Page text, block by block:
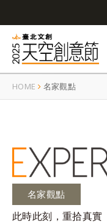
HOME 名家觀點
名家觀點
此時此刻，重拾真實